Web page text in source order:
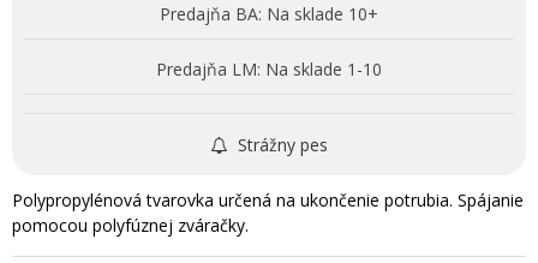
Predajňa BA: Na sklade 10+
Predajňa LM: Na sklade 1-10
Strážny pes
Polypropylénová tvarovka určená na ukončenie potrubia. Spájanie
pomocou polyfúznej zváračky.